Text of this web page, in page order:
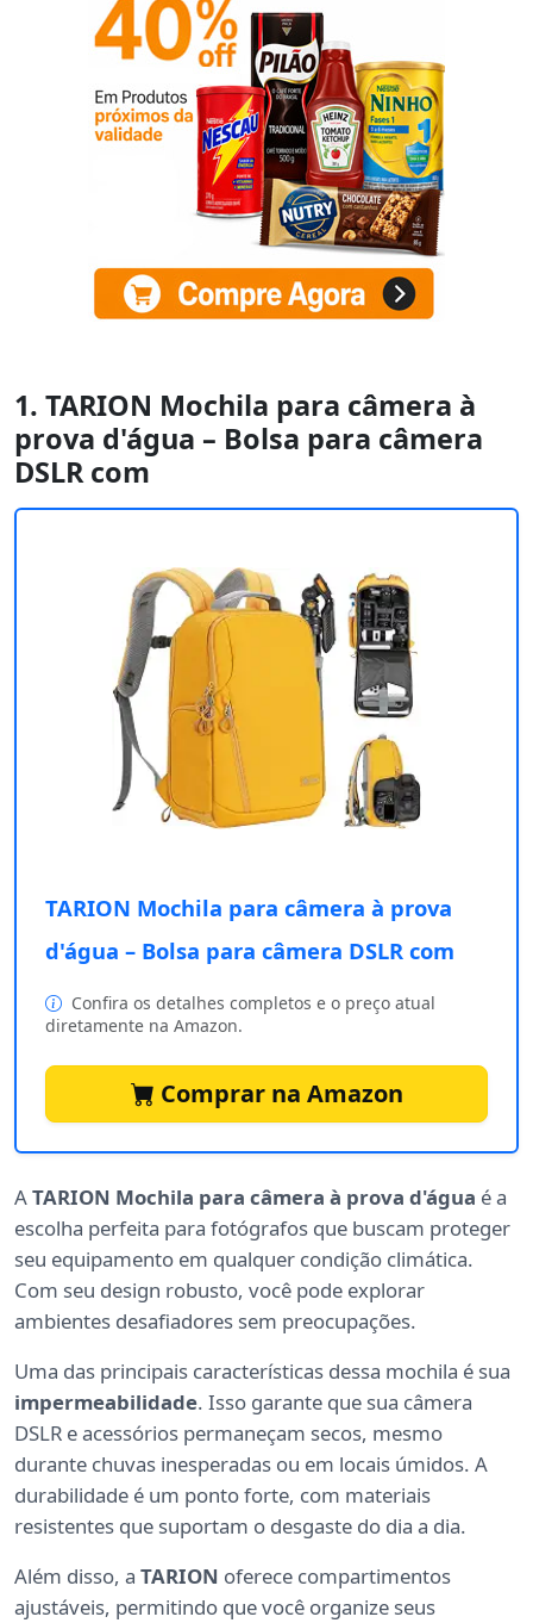
1. TARION Mochila para câmera à
prova d'água – Bolsa para câmera
DSLR com
TARION Mochila para câmera à prova
d'água – Bolsa para câmera DSLR com
Confira os detalhes completos e o preço atual
diretamente na Amazon.
Comprar na Amazon
ATARION Mochila para câmera à prova d'água é a
escolha perfeita para fotógrafos que buscam proteger
seu equipamento em qualquer condição climática.
Com seu design robusto, você pode explorar
ambientes desafiadores sem preocupações.
Uma das principais características dessa mochila é sua
impermeabilidade. Isso garante que sua câmera
DSLR e acessórios permaneçam secos, mesmo
durante chuvas inesperadas ou em locais úmidos. A
durabilidade é um ponto forte, com materiais
resistentes que suportam o desgaste do dia a dia.
Além disso, a TARION oferece compartimentos
ajustáveis, permitindo que você organize seus